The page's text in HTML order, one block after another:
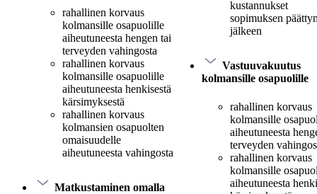
rahallinen korvaus
kolmansille osapuolille
aiheutuneesta hengen tai
terveyden vahingosta
rahallinen korvaus
kolmansille osapuolille
aiheutuneesta henkisestä
kärsimyksestä
rahallinen korvaus
kolmansien osapuolten
omaisuudelle
aiheutuneesta vahingosta
Matkustaminen omalla
kustannukset
sopimuksen
jälkeen
Vastuuvakuutus
kolmansille osapuolille
rahallinen korvaus
kolmansille
aiheutuneesta
terveyden
rahallinen korvaus
kolmansille
aiheutuneesta